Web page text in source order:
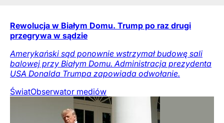
Rewolucja w Białym Domu. Trump po raz drugi
przegrywa w sądzie
Amerykański sąd ponownie wstrzymał budowę sali
balowej przy Białym Domu. Administracja prezydenta
USA Donalda Trumpa zapowiada odwołanie.
ŚwiatObserwator mediów